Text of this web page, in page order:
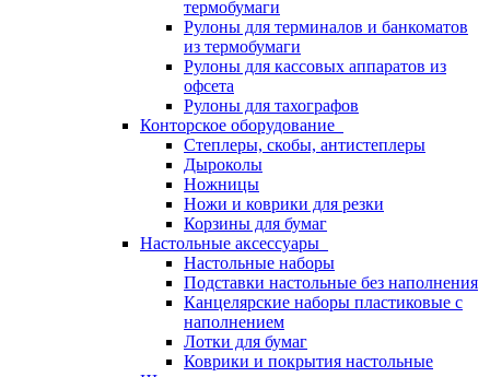
термобумаги
Рулоны для терминалов и банкоматов
из термобумаги
Рулоны для кассовых аппаратов из
офсета
Рулоны для тахографов
Конторское оборудование
Степлеры, скобы, антистеплеры
Дыроколы
Ножницы
Ножи и коврики для резки
Корзины для бумаг
Настольные аксессуары
Настольные наборы
Подставки настольные без наполнения
Канцелярские наборы пластиковые с
наполнением
Лотки для бумаг
Коврики и покрытия настольные